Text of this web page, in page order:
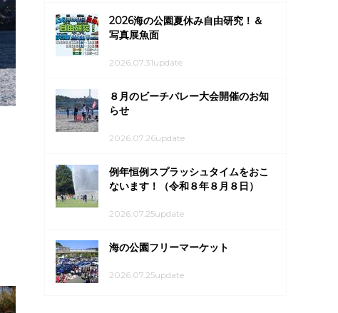
2026海の公園夏休み自由研究！＆
写真展魚面
2026.07.31update
８月のビーチバレー大会開催のお知
らせ
2026.07.26update
例年恒例スプラッシュタイムをおこ
ないます！（令和８年８月８日）
2026.07.25update
海の公園フリーマーケット
2026.07.25update